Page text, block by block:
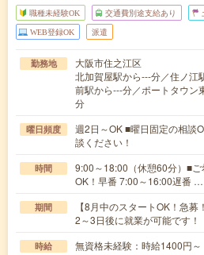
職種未経験OK 交通費別途支給あり
WEB登録OK 派遣
勤務地
大阪市住之江区
北加賀屋駅から---分／住ノ江
前駅から---分／ポートタウン
分
曜日頻度
週2日～OK ■曜日固定の相談
談ください！
時間
9:00～18:00（休憩60分）■
OK！早番 7:00～16:00遅番 …
期間
【8月中のスタートOK！急
2～3日後に就業が可能です！
時給
無資格未経験：時給1400